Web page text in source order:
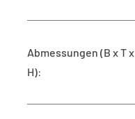
Abmessungen (B x T x
H):